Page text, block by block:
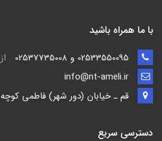
با ما همراه باشید
از ۱۰ صبح تا ۸ شب
قم ـ خيابان (دور شهر) فاطمي كوچه 22 ـ پلاک 8
دسترسی سریع